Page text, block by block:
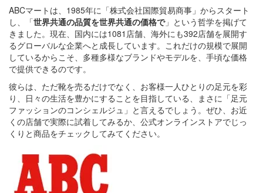
ABCマートは、1985年に「株式会社国際貿易商事」からスタート
し、「世界共通の品質を世界共通の価格で」という哲学を掲げて
きました。現在、国内には1081店舗、海外にも392店舗を展開す
るグローバルな企業へと成長しています。これだけの規模で展開
しているからこそ、多種多様なブランドやモデルを、手頃な価格
で提供できるのです。
彼らは、ただ靴を売るだけでなく、お客様一人ひとりの足元を彩
り、日々の生活を豊かにすることを目指している、まさに「足元
ファッションのコンシェルジュ」と言えるでしょう。ぜひ、お近
くの店舗で実際に試着してみるか、公式オンラインストアでじっ
くりと商品をチェックしてみてください。